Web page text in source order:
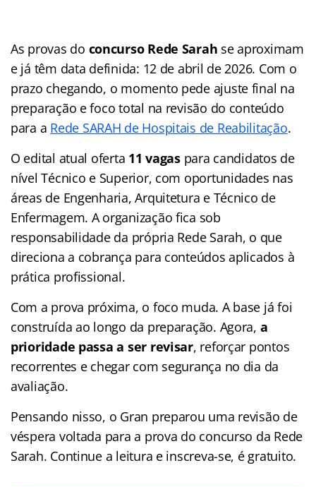
As provas do concurso Rede Sarah se aproximam
e já têm data definida: 12 de abril de 2026. Com o
prazo chegando, o momento pede ajuste final na
preparação e foco total na revisão do conteúdo
para a Rede SARAH de Hospitais de Reabilitação.
O edital atual oferta 11 vagaspara candidatos de
nível Técnico e Superior, com oportunidades nas
áreas de Engenharia, Arquitetura e Técnico de
Enfermagem. A organização fica sob
responsabilidade da própria Rede Sarah, o que
direciona a cobrança para conteúdos aplicados à
prática profissional.
Com a prova próxima, o foco muda. A base já foi
construída ao longo da preparação. Agora, a
prioridade passa a ser revisar, reforçar pontos
recorrentes e chegar com segurança no dia da
avaliação.
Pensando nisso, o Gran preparou uma revisão de
véspera voltada para a prova do concurso da Rede
Sarah. Continue a leitura e inscreva-se, é gratuito.